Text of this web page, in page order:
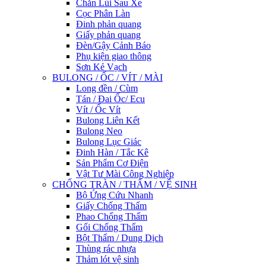
Chắn Lùi Sau Xe
Cọc Phân Làn
Đinh phản quang
Giấy phản quang
Đèn/Gậy Cảnh Báo
Phụ kiện giao thông
Sơn Kẻ Vạch
BULONG / ỐC / VÍT / MÀI
Long đền / Cùm
Tán / Đai Ốc/ Ecu
Vít / Ốc Vít
Bulong Liên Kết
Bulong Neo
Bulong Lục Giác
Đinh Hàn / Tắc Kê
Sản Phẩm Cơ Điện
Vật Tư Mài Công Nghiệp
CHỐNG TRÀN / THẤM / VỆ SINH
Bộ Ứng Cứu Nhanh
Giấy Chống Thấm
Phao Chống Thấm
Gối Chống Thấm
Bột Thấm / Dung Dịch
Thùng rác nhựa
Thảm lót vệ sinh